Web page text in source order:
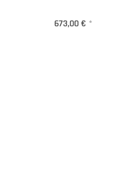
673,00 € *